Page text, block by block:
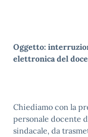
Oggetto:
elettronica del
Chiediamo con la
personale docente
sindacale, da